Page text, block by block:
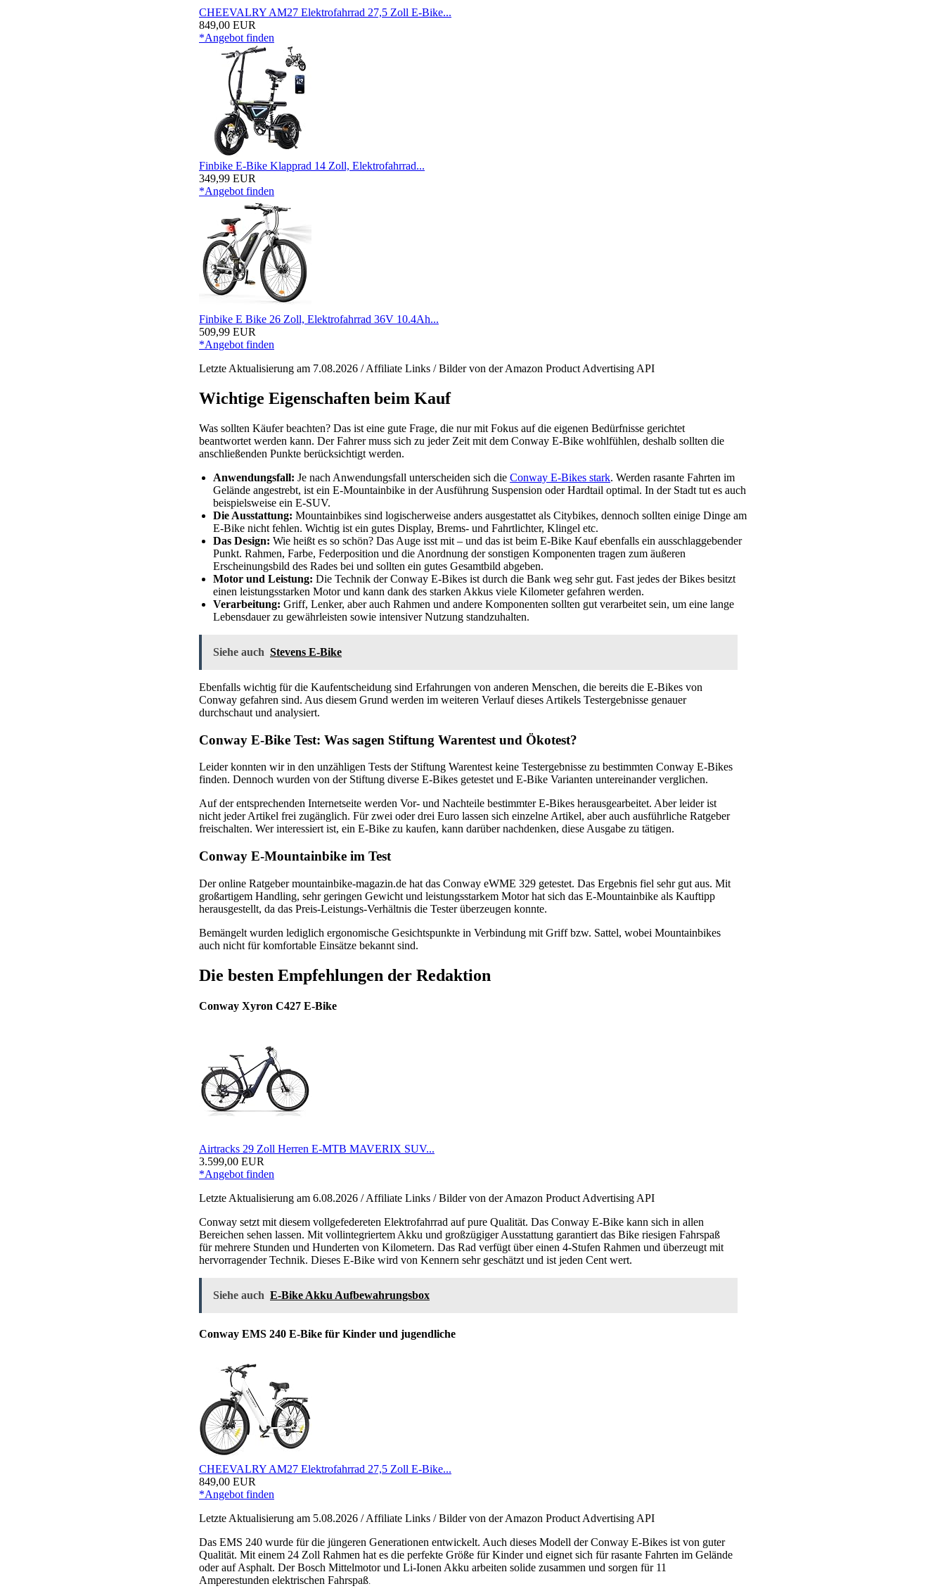
CHEEVALRY AM27 Elektrofahrrad 27,5 Zoll E-Bike...
849,00 EUR
*Angebot finden
Finbike E-Bike Klapprad 14 Zoll, Elektrofahrrad...
349,99 EUR
*Angebot finden
Finbike E Bike 26 Zoll, Elektrofahrrad 36V 10.4Ah...
509,99 EUR
*Angebot finden
Letzte Aktualisierung am 7.08.2026 / Affiliate Links / Bilder von der Amazon Product Advertising API
Wichtige Eigenschaften beim Kauf
Was sollten Käufer beachten? Das ist eine gute Frage, die nur mit Fokus auf die eigenen Bedürfnisse gerichtet
beantwortet werden kann. Der Fahrer muss sich zu jeder Zeit mit dem Conway E-Bike wohlfühlen, deshalb sollten die
anschließenden Punkte berücksichtigt werden.
Anwendungsfall: Je nach Anwendungsfall unterscheiden sich die Conway E-Bikes stark. Werden rasante Fahrten im
Gelände angestrebt, ist ein E-Mountainbike in der Ausführung Suspension oder Hardtail optimal. In der Stadt tut es auch
beispielsweise ein E-SUV.
Die Ausstattung: Mountainbikes sind logischerweise anders ausgestattet als Citybikes, dennoch sollten einige Dinge am
E-Bike nicht fehlen. Wichtig ist ein gutes Display, Brems- und Fahrtlichter, Klingel etc.
Das Design: Wie heißt es so schön? Das Auge isst mit – und das ist beim E-Bike Kauf ebenfalls ein ausschlaggebender
Punkt. Rahmen, Farbe, Federposition und die Anordnung der sonstigen Komponenten tragen zum äußeren
Erscheinungsbild des Rades bei und sollten ein gutes Gesamtbild abgeben.
Motor und Leistung: Die Technik der Conway E-Bikes ist durch die Bank weg sehr gut. Fast jedes der Bikes besitzt
einen leistungsstarken Motor und kann dank des starken Akkus viele Kilometer gefahren werden.
Verarbeitung: Griff, Lenker, aber auch Rahmen und andere Komponenten sollten gut verarbeitet sein, um eine lange
Lebensdauer zu gewährleisten sowie intensiver Nutzung standzuhalten.
Siehe auch Stevens E-Bike
Ebenfalls wichtig für die Kaufentscheidung sind Erfahrungen von anderen Menschen, die bereits die E-Bikes von
Conway gefahren sind. Aus diesem Grund werden im weiteren Verlauf dieses Artikels Testergebnisse genauer
durchschaut und analysiert.
Conway E-Bike Test: Was sagen Stiftung Warentest und Ökotest?
Leider konnten wir in den unzähligen Tests der Stiftung Warentest keine Testergebnisse zu bestimmten Conway E-Bikes
finden. Dennoch wurden von der Stiftung diverse E-Bikes getestet und E-Bike Varianten untereinander verglichen.
Auf der entsprechenden Internetseite werden Vor- und Nachteile bestimmter E-Bikes herausgearbeitet. Aber leider ist
nicht jeder Artikel frei zugänglich. Für zwei oder drei Euro lassen sich einzelne Artikel, aber auch ausführliche Ratgeber
freischalten. Wer interessiert ist, ein E-Bike zu kaufen, kann darüber nachdenken, diese Ausgabe zu tätigen.
Conway E-Mountainbike im Test
Der online Ratgeber mountainbike-magazin.de hat das Conway eWME 329 getestet. Das Ergebnis fiel sehr gut aus. Mit
großartigem Handling, sehr geringen Gewicht und leistungsstarkem Motor hat sich das E-Mountainbike als Kauftipp
herausgestellt, da das Preis-Leistungs-Verhältnis die Tester überzeugen konnte.
Bemängelt wurden lediglich ergonomische Gesichtspunkte in Verbindung mit Griff bzw. Sattel, wobei Mountainbikes
auch nicht für komfortable Einsätze bekannt sind.
Die besten Empfehlungen der Redaktion
Conway Xyron C427 E-Bike
Airtracks 29 Zoll Herren E-MTB MAVERIX SUV...
3.599,00 EUR
*Angebot finden
Letzte Aktualisierung am 6.08.2026 / Affiliate Links / Bilder von der Amazon Product Advertising API
Conway setzt mit diesem vollgefedereten Elektrofahrrad auf pure Qualität. Das Conway E-Bike kann sich in allen
Bereichen sehen lassen. Mit vollintegriertem Akku und großzügiger Ausstattung garantiert das Bike riesigen Fahrspaß
für mehrere Stunden und Hunderten von Kilometern. Das Rad verfügt über einen 4-Stufen Rahmen und überzeugt mit
hervorragender Technik. Dieses E-Bike wird von Kennern sehr geschätzt und ist jeden Cent wert.
Siehe auch E-Bike Akku Aufbewahrungsbox
Conway EMS 240 E-Bike für Kinder und jugendliche
CHEEVALRY AM27 Elektrofahrrad 27,5 Zoll E-Bike...
849,00 EUR
*Angebot finden
Letzte Aktualisierung am 5.08.2026 / Affiliate Links / Bilder von der Amazon Product Advertising API
Das EMS 240 wurde für die jüngeren Generationen entwickelt. Auch dieses Modell der Conway E-Bikes ist von guter
Qualität. Mit einem 24 Zoll Rahmen hat es die perfekte Größe für Kinder und eignet sich für rasante Fahrten im Gelände
oder auf Asphalt. Der Bosch Mittelmotor und Li-Ionen Akku arbeiten solide zusammen und sorgen für 11
Amperestunden elektrischen Fahrspaß